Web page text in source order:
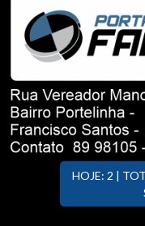
HOJE: 2 |